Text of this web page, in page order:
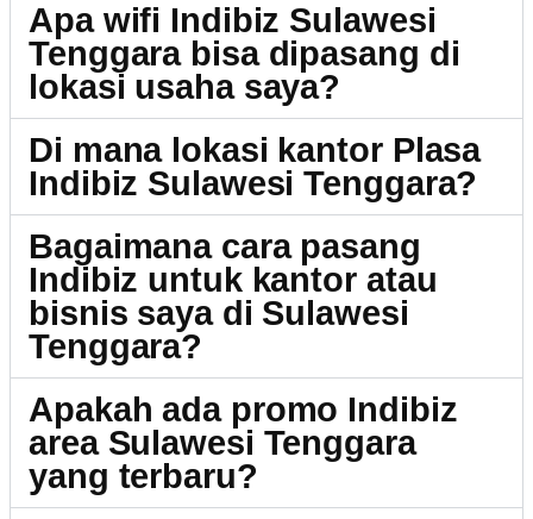
Apa wifi Indibiz Sulawesi
Tenggara bisa dipasang di
lokasi usaha saya?
Di mana lokasi kantor Plasa
Indibiz Sulawesi Tenggara?
Bagaimana cara pasang
Indibiz untuk kantor atau
bisnis saya di Sulawesi
Tenggara?
Apakah ada promo Indibiz
area Sulawesi Tenggara
yang terbaru?